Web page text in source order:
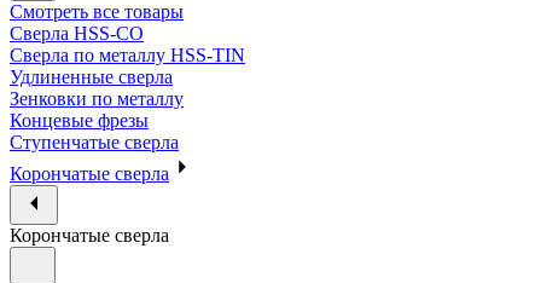
Смотреть все товары
Сверла HSS-CO
Сверла по металлу HSS-TIN
Удлиненные сверла
Зенковки по металлу
Концевые фрезы
Ступенчатые сверла
Корончатые сверла
Корончатые сверла